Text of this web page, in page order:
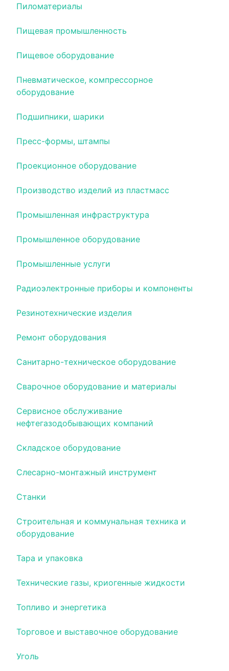
Пиломатериалы
Пищевая промышленность
Пищевое оборудование
Пневматическое, компрессорное
оборудование
Подшипники, шарики
Пресс-формы, штампы
Проекционное оборудование
Производство изделий из пластмасс
Промышленная инфраструктура
Промышленное оборудование
Промышленные услуги
Радиоэлектронные приборы и компоненты
Резинотехнические изделия
Ремонт оборудования
Санитарно-техническое оборудование
Сварочное оборудование и материалы
Сервисное обслуживание
нефтегазодобывающих компаний
Складское оборудование
Слесарно-монтажный инструмент
Станки
Строительная и коммунальная техника и
оборудование
Тара и упаковка
Технические газы, криогенные жидкости
Топливо и энергетика
Торговое и выставочное оборудование
Уголь